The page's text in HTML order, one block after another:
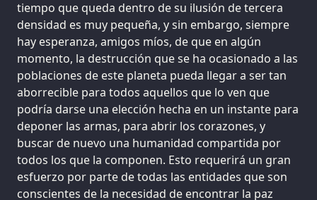
tiempo que queda dentro de su ilusión de tercera
densidad es muy pequeña, y sin embargo, siempre
hay esperanza, amigos míos, de que en algún
momento, la destrucción que se ha ocasionado a las
poblaciones de este planeta pueda llegar a ser tan
aborrecible para todos aquellos que lo ven que
podría darse una elección hecha en un instante para
deponer las armas, para abrir los corazones, y
buscar de nuevo una humanidad compartida por
todos los que la componen. Esto requerirá un gran
esfuerzo por parte de todas las entidades que son
conscientes de la necesidad de encontrar la paz